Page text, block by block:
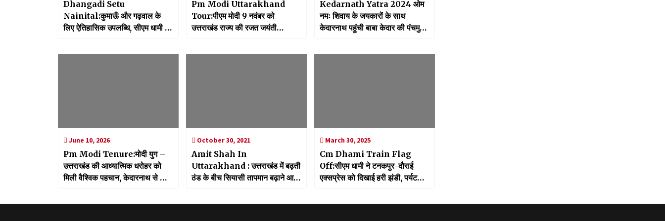
Dhangadi Setu
Nainital:कुमाऊँ और गढ़वाल के
लिए ऐतिहासिक उपलब्धि, सीएम धामी ने
Pm Modi Uttarakhand
Tour:पीएम मोदी 9 नवंबर को
उत्तराखंड राज्य की रजत जयंती
Kedarnath Yatra 2024 ओम
नमः शिवाय के जयकारों के साथ
केदारनाथ पहुंची बाबा केदार की पंचमुखी
June 10, 2026
Pm Modi Tenure:मोदी युग –
उत्तराखंड की आध्यात्मिक धरोहर को
मिली वैश्विक पहचान, केदारनाथ से आदि
October 30, 2021
Amit Shah In
Uttarakhand : उत्तराखंड में बढ़ती
ठंड के बीच सियासी तापमान बढ़ाने आए
March 30, 2025
Cm Dhami Train Flag
Off:सीएम धामी ने टनकपुर-दौराई
एक्सप्रेस को दिखाई हरी झंडी, पर्यटकों